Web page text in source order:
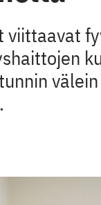
viittaavat